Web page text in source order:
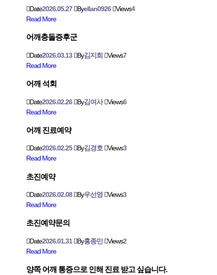
Date2026.05.27 Byellan0926 Views4
Read More
어깨충돌증후군
Date2026.03.13 By김지희 Views7
Read More
어깨 석회
Date2026.02.26 By김여사 Views6
Read More
어깨 진료예약
Date2026.02.25 By김경호 Views3
Read More
초진예약
Date2026.02.08 By우선영 Views3
Read More
초진예약문의
Date2026.01.31 By홍종민 Views2
Read More
양쪽 어깨 통증으로 인해 진료 받고 싶습니다.